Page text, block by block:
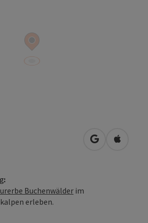
in Google
in
Buchenwälder im
erleben.